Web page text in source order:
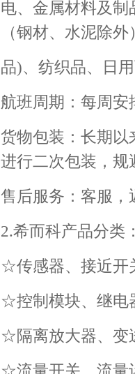
电、金属材料及
（钢材、水泥除
品)、纺织品、日
航班周期：每周
货物包装：长期
进行二次包装，规
售后服务：客服
2.希而科产品分类
☆传感器、接近开
☆控制模块、继电
☆隔离放大器、变